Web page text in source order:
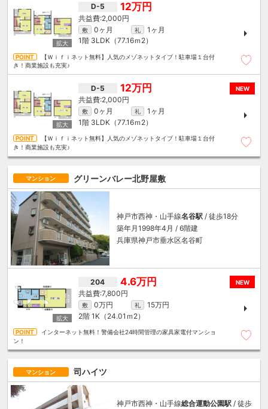
D-5 12万円
2,000円
敷 0ヶ月 礼
1ヶ月
1階 3LDK（77.16ｍ 2）
【Ｗｉｆｉネット無料】人気のメゾネットタイプ！駐車場１台付
き！商業施設も充実♪
NEW
D-5 12万円
2,000円
敷 0ヶ月 礼
1ヶ月
1階 3LDK（77.16ｍ 2）
【Ｗｉｆｉネット無料】人気のメゾネットタイプ！駐車場１台付
き！商業施設も充実♪
マンション グリーンバレー北野屋敷
神戸市西神・山手線名谷駅 / 徒歩18分
築年月1998年4月 / 6階建
兵庫県神戸市垂水区名谷町
NEW
204 4.6万円
7,800円
敷 0万円 礼
15万円
2階 1K（24.01ｍ 2）
インターネット無料！警備会社24時間管理の家具家電付マンショ
ン！
マンション 司ハイツ
神戸市西神・山手線総合運動公園駅 / 徒歩